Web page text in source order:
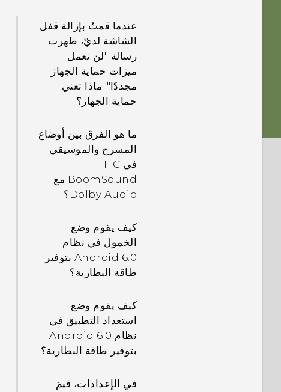
عندما قمتُ بإزالة قفل
الشاشة لديّ، ظهرت
رسالة "لن تعمل
ميزات حماية الجهاز
مجددًا". ماذا تعني
حماية الجهاز؟
ما هو الفرق بين أوضاع
المسرح والموسيقي
في HTC
BoomSound مع
Dolby Audio؟
كيف يقوم وضع
الخمول في نظام
Android 6.0 بتوفير
طاقة البطارية؟
كيف يقوم وضع
استعداد التطبيق في
نظام Android 6.0
بتوفير طاقة البطارية؟
في الإعدادات، فيمَ